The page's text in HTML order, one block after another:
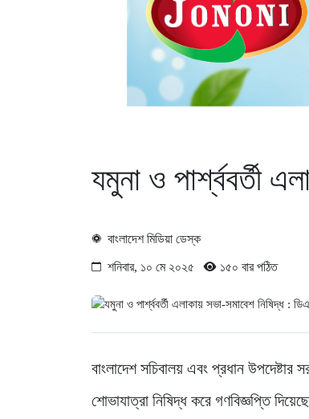
যমুনা ও পার্শ্ববর্তী
বাংলাদেশ মিডিয়া ডেস্ক
শনিবার, ১০ মে ২০২৫ ১৫০ বার পঠিত
বাংলাদেশ সচিবালয় এবং প্রধান
শোভাযাত্রা নিষিদ্ধ করে গণবিজ্ঞপ্তি